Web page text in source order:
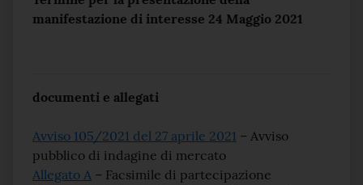
manifestazione di interesse 24 Maggio 2021
documenti e allegati
Avviso 105/2021 del 27 aprile 2021 – Avviso
pubblico di indagine di mercato
Allegato A – Facsimile di partecipazione